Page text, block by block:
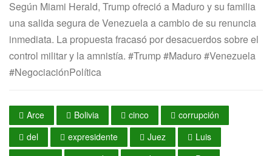
Según Miami Herald, Trump ofreció a Maduro y su familia
una salida segura de Venezuela a cambio de su renuncia
inmediata. La propuesta fracasó por desacuerdos sobre el
control militar y la amnistía. #Trump #Maduro #Venezuela
#NegociaciónPolítica
Arce Bolivia cinco
corrupción
del
expresidente Juez
Luis